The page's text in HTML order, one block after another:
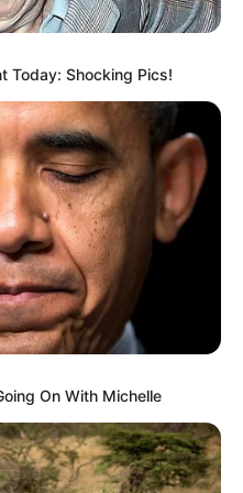
quatrième récemment à
idéal derrière
et une priorité logique
sur la relance
(12) revient
Ce cheval a surtout brillé
moyens aussi à l’attelé.
à Alexandre Abrivard, il
dès sa rentrée. Son profil
mérite attention pour
roi de La Capelle
Today: Shocking Pics!
On With Michelle